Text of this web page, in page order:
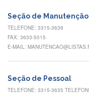
Ciências
Empresas
Cursos
e
Atividades
Seção de
TELEFONE: 3315-3639
FAX: 3633-5015
E-MAIL:
Seção de Pessoal
TELEFONE: 3315-3635